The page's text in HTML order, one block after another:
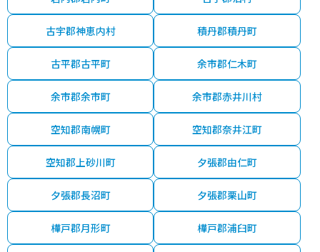
古宇郡神恵内村 積丹郡積丹町
古平郡古平町 余市郡仁木町
余市郡余市町 余市郡赤井川村
空知郡南幌町 空知郡奈井江町
空知郡上砂川町 夕張郡由仁町
夕張郡長沼町 夕張郡栗山町
樺戸郡月形町 樺戸郡浦臼町